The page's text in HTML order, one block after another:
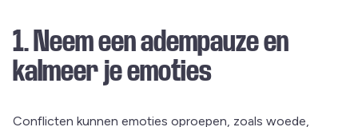
1. Neem een adempauze en
kalmeer je emoties
Conflicten kunnen emoties oproepen, zoals woede,